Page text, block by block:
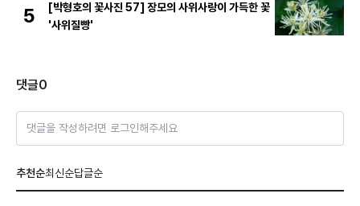
5
[박형호의 꽃사진 57] 장모의 사위사랑이 가득한 꽃
'사위질빵'
댓글0
댓글을 작성하려면 로그인해주세요
추천순최신순답글순